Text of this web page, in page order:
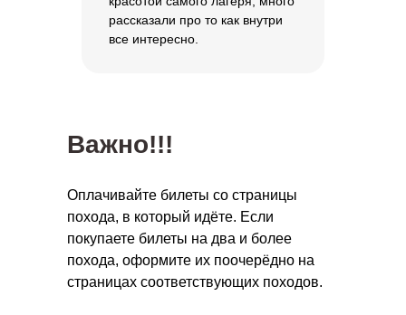
рассказали про то как внутри
все интересно.
Важно!!!
Оплачивайте билеты со страницы
похода, в который идёте. Если
покупаете билеты на два и более
похода, оформите их поочерёдно на
страницах соответствующих походов.
Отправить